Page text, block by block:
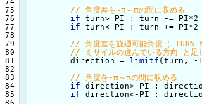
75
76
77
78
79
80
81
82
83
84
85
if
turn> PI : turn -= PI*2
if
turn<-PI : turn += PI*2
        direction =
limitf (turn, -
if
direction> PI :
if
direction<-PI :